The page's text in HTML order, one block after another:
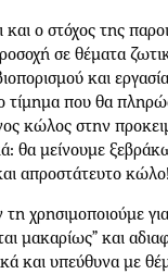
και ο στόχος της
σε θέματα
και
τίμημα που θα
κώλος στην
θα μείνουμε
απροστάτευτο κώλο!
τη χρησιμοποιούμε
μακαρίως” και
και υπεύθυνα με